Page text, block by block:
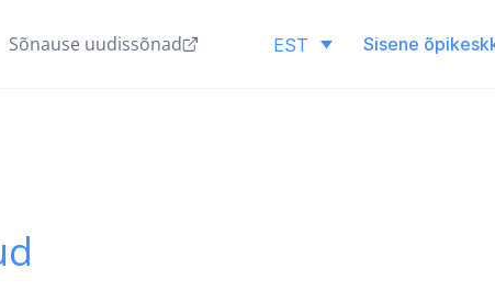
Sõnause uudissõnad EST Sisene